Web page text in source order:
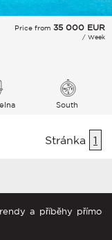
Price from 35 000 EUR
/ Week
South
Stránka 1
a příběhy přímo